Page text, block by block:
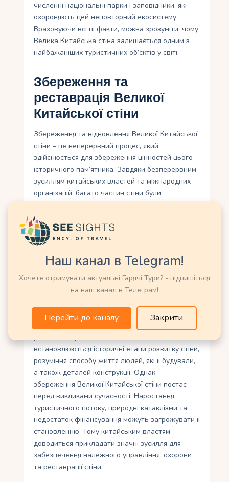
численні національні парки і заповідники, які
охороняють цей неповторний екосистему.
Враховуючи всі ці факти, можна зрозуміти, чому
Велика Китайська стіна залишається одним з
найбажаніших туристичних об’єктів у світi.
Збереження та
реставрація Великої
Китайської стіни
Збереження та відновлення Великої Китайської
стіни – це неперервний процес, який
здійснюється для збереження цінностей цього
історичного пам’ятника. Завдяки безперервним
зусиллям китайських властей та міжнародних
організацій, багато частин стіни були
колишнього величезного вигляду.
Спеціалісти використовують традиційні
будівельні матеріали та методи, щоб
забезпечити аутентичність структури. Процес
фізичного стану стіни, а й у збереженні її
історичного контексту. Важливо зберегти
оригінальний характер та архітектурну цінність
Великої Китайської стіни.
встановлюються історичні етапи розвитку стіни,
розуміння способу життя людей, які її будували,
а також деталей конструкції. Однак,
збереження Великої Китайської стіни постає
перед викликами сучасності. Наростання
туристичного потоку, природні катаклізми та
недостаток фінансування можуть загрожувати її
становленню. Тому китайським властям
доводиться прикладати значні зусилля для
забезпечення належного управління, охорони
та реставрації стіни.
Наш канал в Telegram!
Хочете отримувати актуальні Гарячі Тури? - підпишіться
на наш канал в Телеграм!
Перейти до каналу Закрити